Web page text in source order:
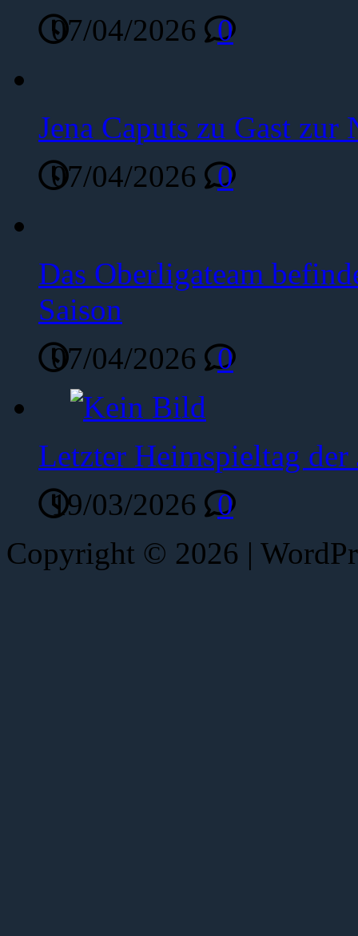
07/04/2026
0
Jena Caputs zu Gast zur
07/04/2026
0
Das Oberligateam
Saison
07/04/2026
0
Letzter Heimspieltag der
19/03/2026
0
Copyright © 2026 |